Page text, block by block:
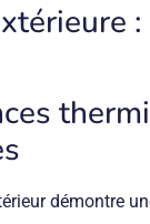
démontre